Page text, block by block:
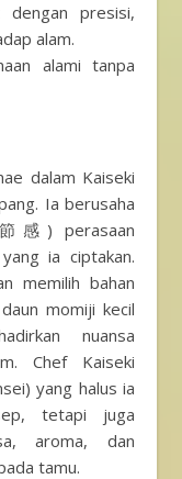
presisi,
alam.
alami tanpa
dalam Kaiseki
Ia berusaha
感) perasaan
ia ciptakan.
memilih bahan
momiji kecil
nuansa
Chef Kaiseki
yang halus ia
tetapi juga
aroma, dan
tamu.